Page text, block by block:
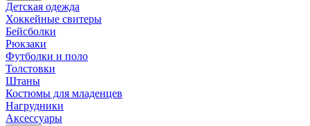
Детская одежда
Хоккейные свитеры
Бейсболки
Рюкзаки
Футболки и поло
Толстовки
Штаны
Костюмы для младенцев
Нагрудники
Аксессуары